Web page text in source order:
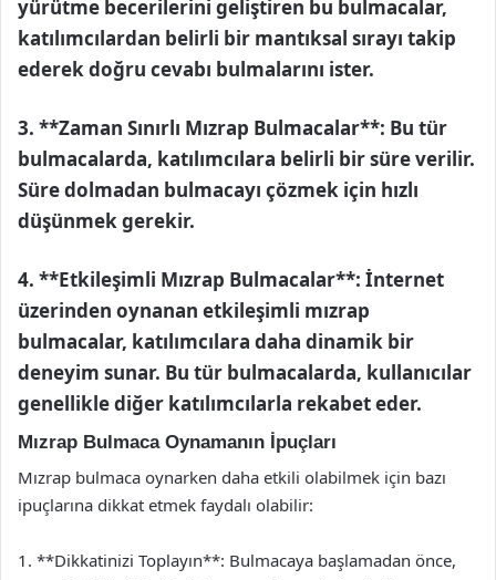
yürütme becerilerini geliştiren bu bulmacalar,
katılımcılardan belirli bir mantıksal sırayı takip
ederek doğru cevabı bulmalarını ister.
3. **Zaman Sınırlı Mızrap Bulmacalar**: Bu tür
bulmacalarda, katılımcılara belirli bir süre verilir.
Süre dolmadan bulmacayı çözmek için hızlı
düşünmek gerekir.
4. **Etkileşimli Mızrap Bulmacalar**: İnternet
üzerinden oynanan etkileşimli mızrap
bulmacalar, katılımcılara daha dinamik bir
deneyim sunar. Bu tür bulmacalarda, kullanıcılar
genellikle diğer katılımcılarla rekabet eder.
Mızrap Bulmaca Oynamanın İpuçları
Mızrap bulmaca oynarken daha etkili olabilmek için bazı
ipuçlarına dikkat etmek faydalı olabilir:
1. **Dikkatinizi Toplayın**: Bulmacaya başlamadan önce,